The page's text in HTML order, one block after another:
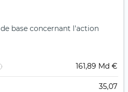
base concernant l'action
161,89 Md €
35,07